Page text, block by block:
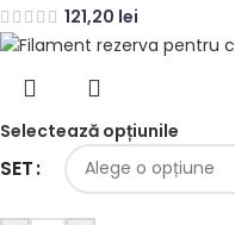
121,20 lei
Selectează opțiunile
SET